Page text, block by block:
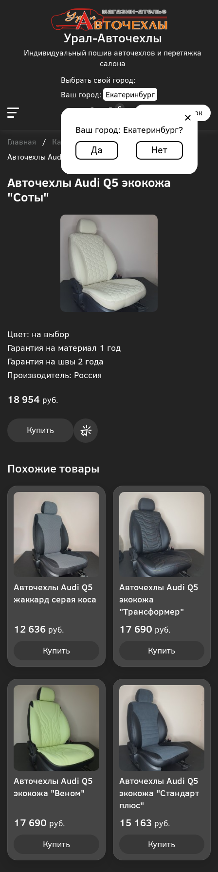
Выбрать свой город:
Ваш город: Екатеринбург
Ваш город: Екатеринбург?
Да Нет
Урал-Авточехлы
Индивидуальный пошив авточехлов и перетяжка
салона
Заказать звонок
Главная / Каталог чехлов / Audi / Audi Q5
Авточехлы Audi Q5 экокожа "Соты"
Авточехлы Audi Q5 экокожа
"Соты"
Цвет: на выбор
Гарантия на материал 1 год
Гарантия на швы 2 года
Производитель: Россия
18 954 руб.
Купить
Похожие товары
Авточехлы Audi Q5
жаккард серая коса
12 636 руб.
Купить
Авточехлы Audi Q5
экокожа
"Трансформер"
17 690 руб.
Купить
Авточехлы Audi Q5
экокожа "Веном"
17 690 руб.
Купить
Авточехлы Audi Q5
экокожа "Стандарт
плюс"
15 163 руб.
Купить